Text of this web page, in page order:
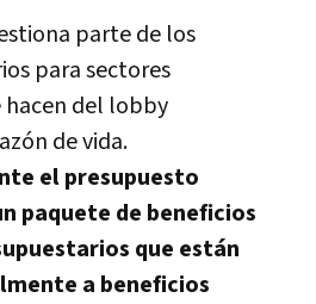
parte de los
para sectores
hacen del lobby
de vida.
el presupuesto
paquete de beneficios
que están
a beneficios